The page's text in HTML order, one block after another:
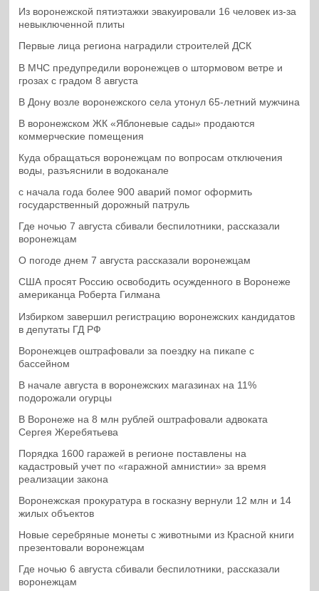
Из воронежской пятиэтажки эвакуировали 16 человек из-за
невыключенной плиты
Первые лица региона наградили строителей ДСК
В МЧС предупредили воронежцев о штормовом ветре и
грозах с градом 8 августа
В Дону возле воронежского села утонул 65-летний мужчина
В воронежском ЖК «Яблоневые сады» продаются
коммерческие помещения
Куда обращаться воронежцам по вопросам отключения
воды, разъяснили в водоканале
с начала года более 900 аварий помог оформить
государственный дорожный патруль
Где ночью 7 августа сбивали беспилотники, рассказали
воронежцам
О погоде днем 7 августа рассказали воронежцам
США просят Россию освободить осужденного в Воронеже
американца Роберта Гилмана
Избирком завершил регистрацию воронежских кандидатов
в депутаты ГД РФ
Воронежцев оштрафовали за поездку на пикапе с
бассейном
В начале августа в воронежских магазинах на 11%
подорожали огурцы
В Воронеже на 8 млн рублей оштрафовали адвоката
Сергея Жеребятьева
Порядка 1600 гаражей в регионе поставлены на
кадастровый учет по «гаражной амнистии» за время
реализации закона
Воронежская прокуратура в госказну вернули 12 млн и 14
жилых объектов
Новые серебряные монеты с животными из Красной книги
презентовали воронежцам
Где ночью 6 августа сбивали беспилотники, рассказали
воронежцам